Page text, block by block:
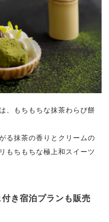
、もちもちな抹茶わらび餅
る抹茶の香りとクリームの
もちもちな極上和スイーツ
き宿泊プランも販売